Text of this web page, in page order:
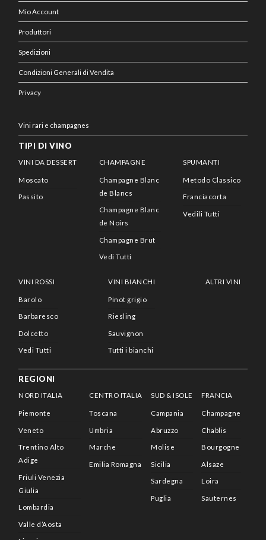
Mio Account
Produttori
Spedizioni
Condizioni Generali di Vendita
Privacy
Vini rari e champagnes
TIPI DI VINO
VINI DA DESSERT
Moscato
Passito
CHAMPAGNE
Champagne Blanc
de Blancs
Champagne Blanc
de Noirs
Champagne Brut
Vedi Tutti
SPUMANTI
Metodo Classico
Franciacorta
Vedili Tutti
VINI ROSSI
Barolo
Barbaresco
Dolcetto
Vedi Tutti
VINI BIANCHI
Pinot grigio
Riesling
Sauvignon
Tutti i bianchi
ALTRI VINI
REGIONI
NORD ITALIA
Piemonte
Veneto
Trentino Alto
Adige
Friuli Venezia
Giulia
Lombardia
Valle d’Aosta
CENTRO ITALIA
Toscana
Umbria
Marche
Emilia Romagna
SUD & ISOLE
Campania
Abruzzo
Molise
Sicilia
Sardegna
Puglia
FRANCIA
Champagne
Chablis
Bourgogne
Alsaze
Loira
Sauternes